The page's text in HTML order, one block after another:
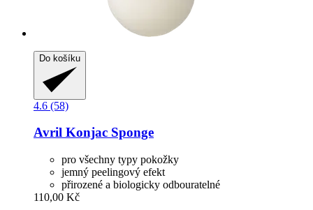
Do košíku
4.6 (58)
Avril Konjac Sponge
pro všechny typy pokožky
jemný peelingový efekt
přirozené a biologicky odbouratelné
110,00 Kč